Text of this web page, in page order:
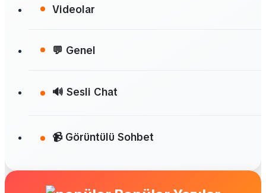
Videolar
💬 Genel
🔊 Sesli Chat
📹 Görüntülü Sohbet